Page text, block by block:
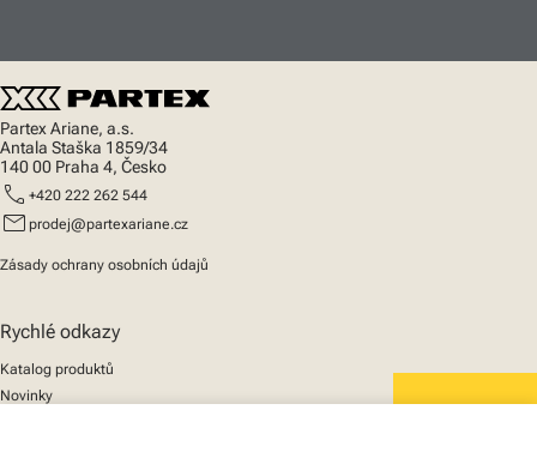
Partex Ariane, a.s.
Antala Staška 1859/34
140 00 Praha 4, Česko
call +420 222 262 544
mail prodej@partexariane.cz
Zásady ochrany osobních údajů
Rychlé odkazy
Katalog produktů
Novinky